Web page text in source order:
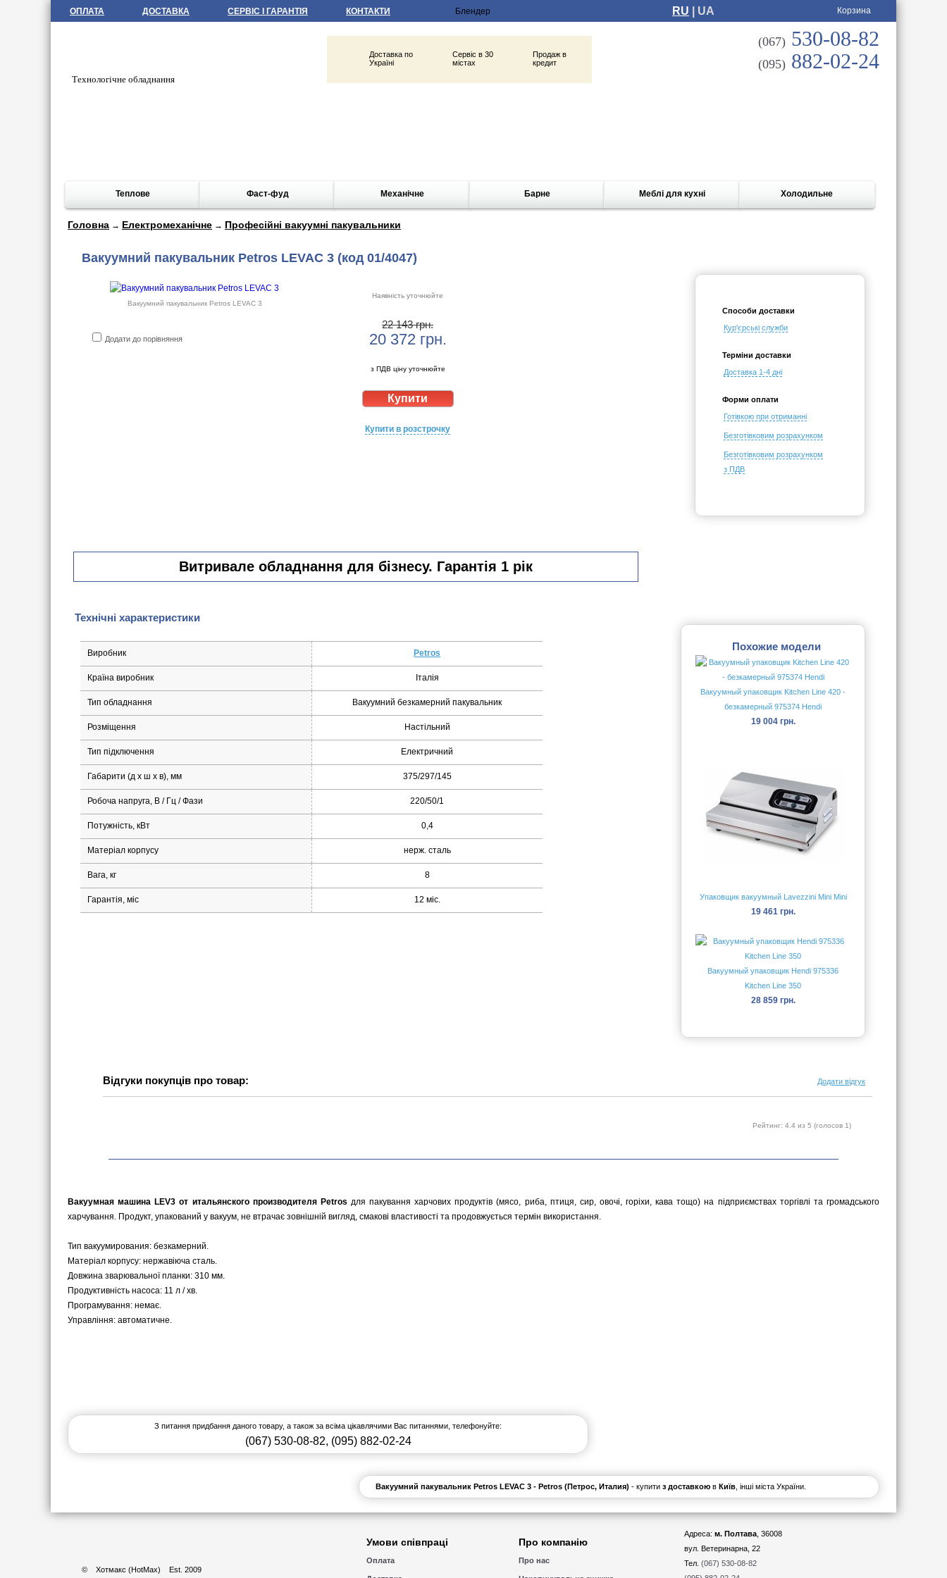
ОПЛАТА ДОСТАВКА СЕРВІС І ГАРАНТІЯ КОНТАКТИ RU | UA Корзина
Технологічне обладнання
Доставка по
Україні
Сервіс в 30
містах
Продаж в
кредит
(067) 530-08-82
(095) 882-02-24
Теплове Фаст-фуд Механічне Барне Меблі для кухні Холодильне
Головна → Електромеханічне → Професійні вакуумні пакувальники
Вакуумний пакувальник Petros LEVAC 3 (код 01/4047)
Вакуумний пакувальник Petros LEVAC 3
Додати до порівняння
Наявність уточнюйте
22 143 грн.
20 372грн.
з ПДВ ціну уточнюйте
Купити в розстрочку
Способи доставки
Кур'єрські служби
Терміни доставки
Доставка 1-4 дні
Форми оплати
Готівкою при отриманні
Безготівковим розрахунком
Безготівковим розрахунком
з ПДВ
Витривале обладнання для бізнесу. Гарантія 1 рік
Технічні характеристики
Виробник Petros
Країна виробник Італія
Тип обладнання Вакуумний безкамерний пакувальник
Розміщення Настільний
Тип підключення Електричний
Габарити (д х ш x в), мм 375/297/145
Робоча напруга, В / Гц / Фази 220/50/1
Потужність, кВт 0,4
Матеріал корпусу нерж. сталь
Вага, кг 8
Гарантія, міс 12 міс.
Похожие модели
Вакуумный упаковщик Kitchen Line 420 -
безкамерный 975374 Hendi
19 004 грн.
Упаковщик вакуумный Lavezzini Mini Mini
19 461 грн.
Вакуумный упаковщик Hendi 975336
Kitchen Line 350
28 859 грн.
Відгуки покупців про товар: Додати відгук
Рейтинг: 4.4 из 5 (голосов 1)
Вакуумная машина LEV3 от итальянского производителя Petros для пакування харчових продуктів (мясо, риба, птиця, сир, овочі, горіхи, кава тощо) на підприємствах торгівлі та громадського
харчування. Продукт, упакований у вакуум, не втрачає зовнішній вигляд, смакові властивості та продовжується термін використання.
Тип вакуумирования: безкамерний.
Матеріал корпусу: нержавіюча сталь.
Довжина зварювальної планки: 310 мм.
Продуктивність насоса: 11 л / хв.
Програмування: немає.
Управління: автоматичне.
З питання придбання даного товару, а також за всіма цікавлячими Вас питаннями, телефонуйте:
(067) 530-08-82, (095) 882-02-24
Вакуумний пакувальник Petros LEVAC 3 - Petros (Петрос, Италия) - купити з доставкоюв Київ, інші міста України.
© Хотмакс (HotMax) Est. 2009
Умови співпраці
Оплата
Про компанію
Про нас
Адреса: м. Полтава , 36008
вул. Ветеринарна, 22
Тел. (067) 530-08-82